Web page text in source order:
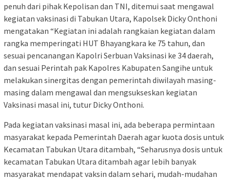
penuh dari pihak Kepolisan dan TNI, ditemui saat mengawal
kegiatan vaksinasi di Tabukan Utara, Kapolsek Dicky Onthoni
mengatakan “Kegiatan ini adalah rangkaian kegiatan dalam
rangka memperingati HUT Bhayangkara ke 75 tahun, dan
sesuai pencanangan Kapolri Serbuan Vaksinasi ke 34 daerah,
dan sesuai Perintah pak Kapolres Kabupaten Sangihe untuk
melakukan sinergitas dengan pemerintah diwilayah masing-
masing dalam mengawal dan mengsukseskan kegiatan
Vaksinasi masal ini, tutur Dicky Onthoni.
Pada kegiatan vaksinasi masal ini, ada beberapa permintaan
masyarakat kepada Pemerintah Daerah agar kuota dosis untuk
Kecamatan Tabukan Utara ditambah, “Seharusnya dosis untuk
kecamatan Tabukan Utara ditambah agar lebih banyak
masyarakat mendapat vaksin dalam sehari, mudah-mudahan